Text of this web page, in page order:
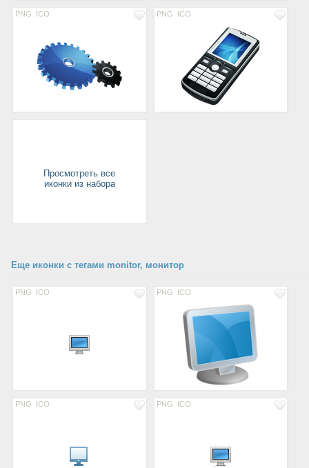
PNG ICO PNG ICO
Просмотреть все
иконки из набора
Еще иконки с тегами monitor, монитор
PNG ICO PNG ICO
PNG ICO PNG ICO